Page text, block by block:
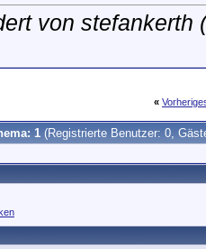
von stefankerth
«
1 (Registrierte Benutzer: 0,